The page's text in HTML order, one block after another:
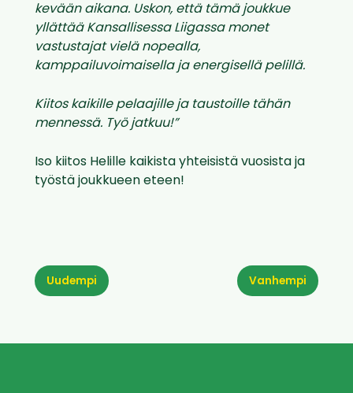
kevään aikana. Uskon, että tämä joukkue
yllättää Kansallisessa Liigassa monet
vastustajat vielä nopealla,
kamppailuvoimaisella ja energisellä pelillä.
Kiitos kaikille pelaajille ja taustoille tähän
mennessä. Työ jatkuu!”
Iso kiitos Helille kaikista yhteisistä vuosista ja
työstä joukkueen eteen!
Vanhempi
Uudempi